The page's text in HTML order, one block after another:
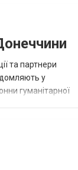
та партнери
у
гуманітарної